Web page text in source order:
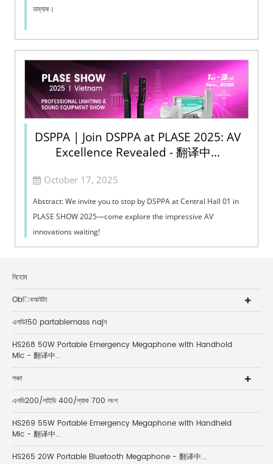
ডাব্যাক।
DSPPA | Join DSPPA at PLASE 2025: AV
Excellence Revealed - 翻译中...
October 17, 2025
Abstract: We invite you to stop by DSPPA at Central Hall 01 in
PLASE SHOW 2025—come explore the impressive AV
innovations waiting!
নিহোম
Obিবআউটা
এলডি150 partablemass najন
HS268 50W Portable Emergency Megaphone with Handhold
Mic - 翻译中...
পঞ্চা
এলডি200/লাইডি 400/ল্যাক 700 লংশ
HS269 55W Portable Emergency Megaphone with Handheld
Mic - 翻译中...
HS265 20W Portable Bluetooth Megaphone - 翻译中...